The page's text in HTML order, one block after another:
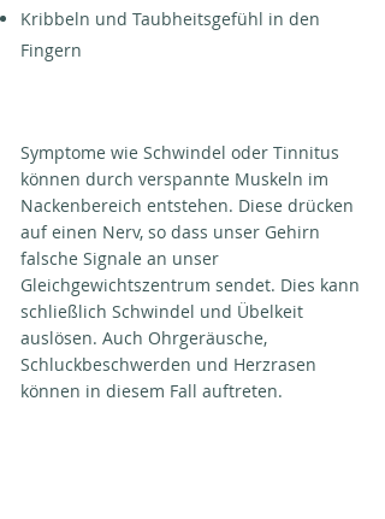
Kribbeln und Taubheitsgefühl in den
Fingern
Symptome wie Schwindel oder Tinnitus
können durch verspannte Muskeln im
Nackenbereich entstehen. Diese drücken
auf einen Nerv, so dass unser Gehirn
falsche Signale an unser
Gleichgewichtszentrum sendet. Dies kann
schließlich Schwindel und Übelkeit
auslösen. Auch Ohrgeräusche,
Schluckbeschwerden und Herzrasen
können in diesem Fall auftreten.